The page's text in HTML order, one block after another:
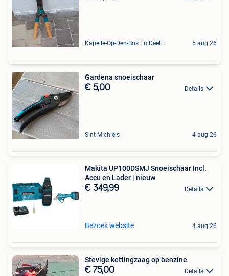
Kapelle-Op-Den-Bos En Deel Van Zemst 5 aug 26
Gardena snoeischaar
€ 5,00 Details
Sint-Michiels 4 aug 26
Makita UP100DSMJ Snoeischaar Incl.
Accu en Lader | nieuw
€ 349,99 Details
Bezoek website 4 aug 26
Stevige kettingzaag op benzine
€ 75,00 Details